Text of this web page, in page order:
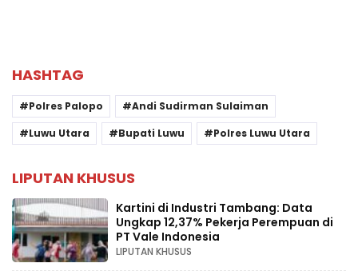
HASHTAG
Polres Palopo
Andi Sudirman Sulaiman
Luwu Utara
Bupati Luwu Polres Luwu Utara
LIPUTAN KHUSUS
Kartini di Industri Tambang: Data
Ungkap 12,37% Pekerja Perempuan di
PT Vale Indonesia
LIPUTAN KHUSUS